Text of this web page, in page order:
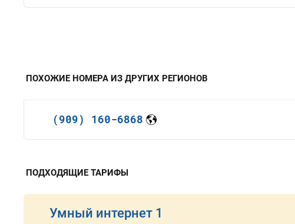
ПОХОЖИЕ НОМЕРА ИЗ ДРУГИХ РЕГИОНОВ
(909) 160-6868
ПОДХОДЯЩИЕ ТАРИФЫ
Умный интернет 1